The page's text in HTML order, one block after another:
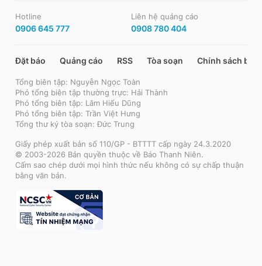
Hotline
0906 645 777
Liên hệ quảng cáo
0908 780 404
Đặt báo Quảng cáo RSS Tòa soạn Chính sách bảo
Tổng biên tập: Nguyễn Ngọc Toàn
Phó tổng biên tập thường trực: Hải Thành
Phó tổng biên tập: Lâm Hiếu Dũng
Phó tổng biên tập: Trần Việt Hưng
Tổng thư ký tòa soạn: Đức Trung
Giấy phép xuất bản số 110/GP - BTTTT cấp ngày 24.3.2020
© 2003-2026 Bản quyền thuộc về Báo Thanh Niên.
Cấm sao chép dưới mọi hình thức nếu không có sự chấp thuận
bằng văn bản.